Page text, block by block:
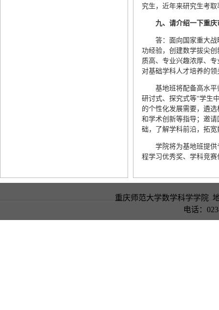
究生，近年来研究生考取
九、请介绍一下重
答：面向国家重大
功经验，创建数学拔尖
质高、专业兴趣浓厚、
对基础学科人才培养的
基地班将配备高水
研讨式、探究式等“学生
的个性化发展需要，遴
和学术创新等指导；邀
础，了解学科前沿，拓宽
学院将为基地班提
程学习优秀奖、学科竞
重庆师范大学数学科学学院
电话：